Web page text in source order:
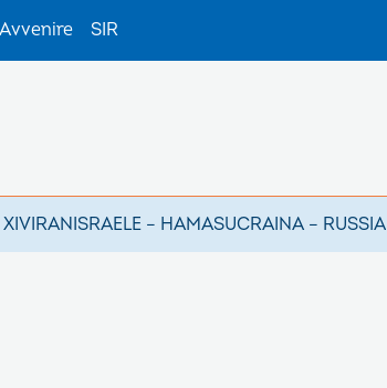
Avvenire SIR
XIVIRANISRAELE – HAMASUCRAINA – RUSSIA